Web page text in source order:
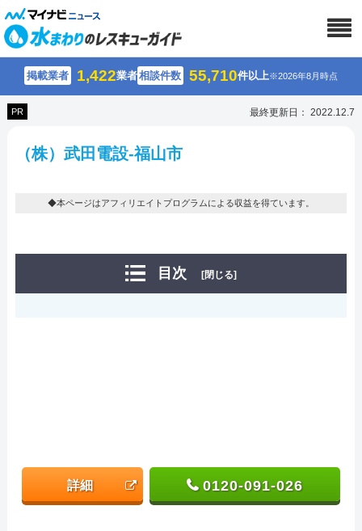
掲載業者 1,422業者相談件数 55,710件以上※2026年8月時点
PR 最終更新日： 2022.12.7
（株）武田電設-福山市
◆本ページはアフィリエイトプログラムによる収益を得ています。
目次 [閉じる]
詳細 0120-091-026